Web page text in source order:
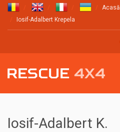
Acasă
Iosif-Adalbert Krepela
Iosif-Adalbert K.